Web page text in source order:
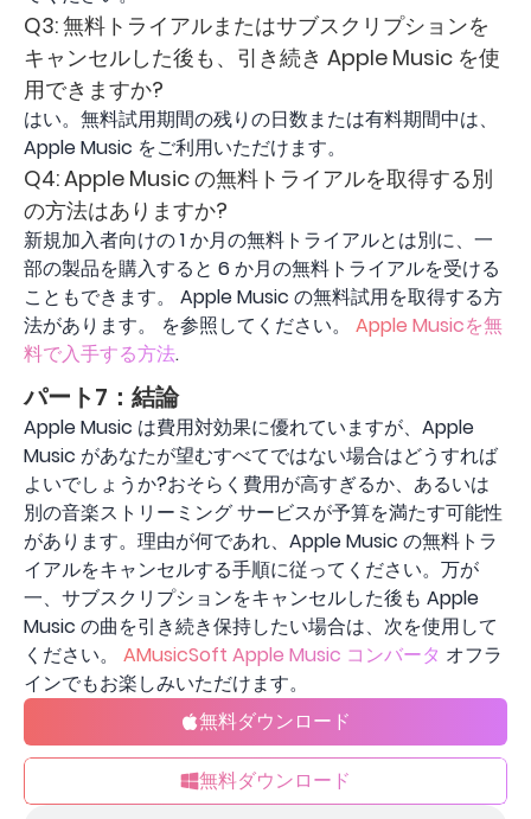
Q3: 無料トライアルまたはサブスクリプションを
キャンセルした後も、引き続き Apple Music を使
用できますか?
はい。無料試用期間の残りの日数または有料期間中は、
Apple Music をご利用いただけます。
Q4: Apple Music の無料トライアルを取得する別
の方法はありますか?
新規加入者向けの 1 か月の無料トライアルとは別に、一
部の製品を購入すると 6 か月の無料トライアルを受ける
こともできます。 Apple Music の無料試用を取得する方
法があります。 を参照してください。 Apple Musicを無
料で入手する方法.
パート7：結論
Apple Music は費用対効果に優れていますが、Apple
Music があなたが望むすべてではない場合はどうすれば
よいでしょうか?おそらく費用が高すぎるか、あるいは
別の音楽ストリーミング サービスが予算を満たす可能性
があります。理由が何であれ、Apple Music の無料トラ
イアルをキャンセルする手順に従ってください。万が
一、サブスクリプションをキャンセルした後も Apple
Music の曲を引き続き保持したい場合は、次を使用して
ください。 AMusicSoft Apple Music コンバータ オフラ
インでもお楽しみいただけます。
無料ダウンロード
無料ダウンロード